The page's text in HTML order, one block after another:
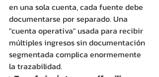
en una sola cuenta, cada fuente debe
documentarse por separado. Una
"cuenta operativa" usada para recibir
múltiples ingresos sin documentación
segmentada complica enormemente
la trazabilidad.